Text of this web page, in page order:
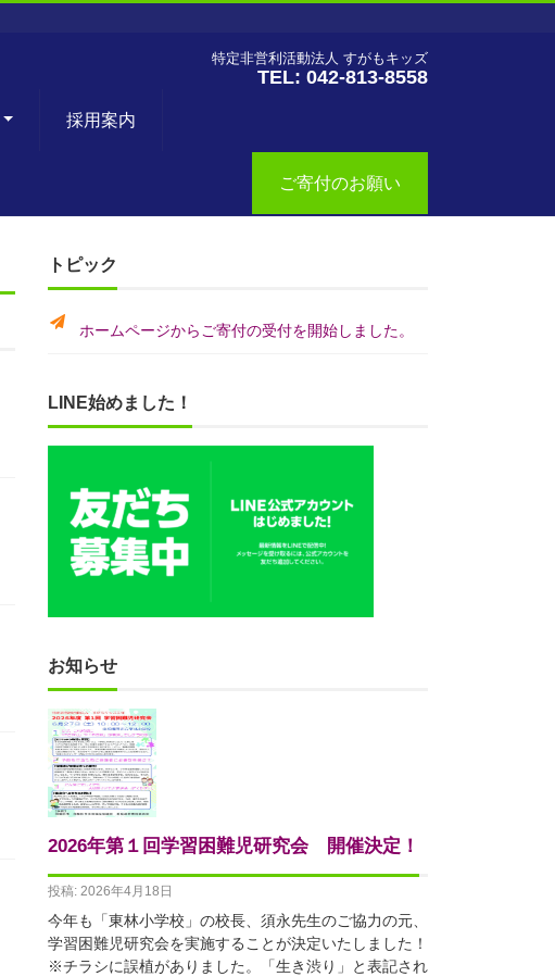
特定非営利活動法人 すがもキッズ
TEL: 042-813-8558
採用案内
ご寄付のお願い
トピック
ホームページからご寄付の受付を開始しました。
LINE始めました！
お知らせ
2026年第１回学習困難児研究会 開催決定！
投稿: 2026年4月18日
今年も「東林小学校」の校長、須永先生のご協力の元、
学習困難児研究会を実施することが決定いたしました！
※チラシに誤植がありました。「生き渋り」と表記され